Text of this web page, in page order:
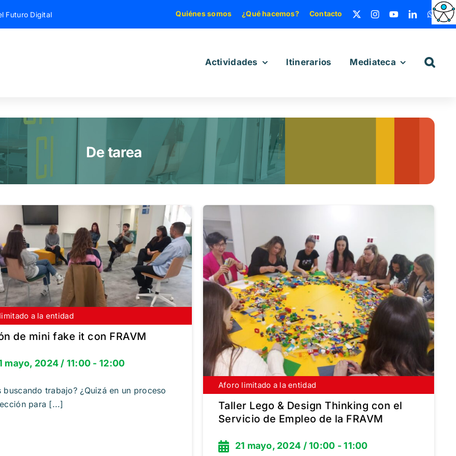
Futuro Digital Quiénes somos ¿Qué hacemos? Contacto
Actividades Itinerarios Mediateca
De tarea
a la entidad
gratis
de mini fake it con FRAVM
mayo, 2024 / 11:00 - 12:00
buscando trabajo? ¿Quizá en un proceso
para [...]
Aforo limitado a la entidad
Inscríbete gratis
Taller Lego & Design Thinking con el
Servicio de Empleo de la FRAVM
21 mayo, 2024 / 10:00 - 11:00